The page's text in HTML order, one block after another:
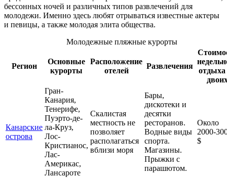
бессонных ночей и различных типов развлечений для
молодежи. Именно здесь любят отрываться известные актеры
и певицы, а также молодая элита общества.
Молодежные пляжные курорты
Регион
Основные
курорты
Расположение
отелей
Развлечения
отдыха
Канарские
острова
Гран-
Канария,
Тенерифе,
Пуэрто-де-
ла-Круз,
Лос-
Кристианос,
Лас-
Америкас,
Лансароте
Скалистая
местность не
позволяет
располагаться
вблизи моря
Бары,
дискотеки и
десятки
ресторанов.
Водные виды
спорта.
Магазины.
Прыжки с
парашютом.
Около
2000-
$